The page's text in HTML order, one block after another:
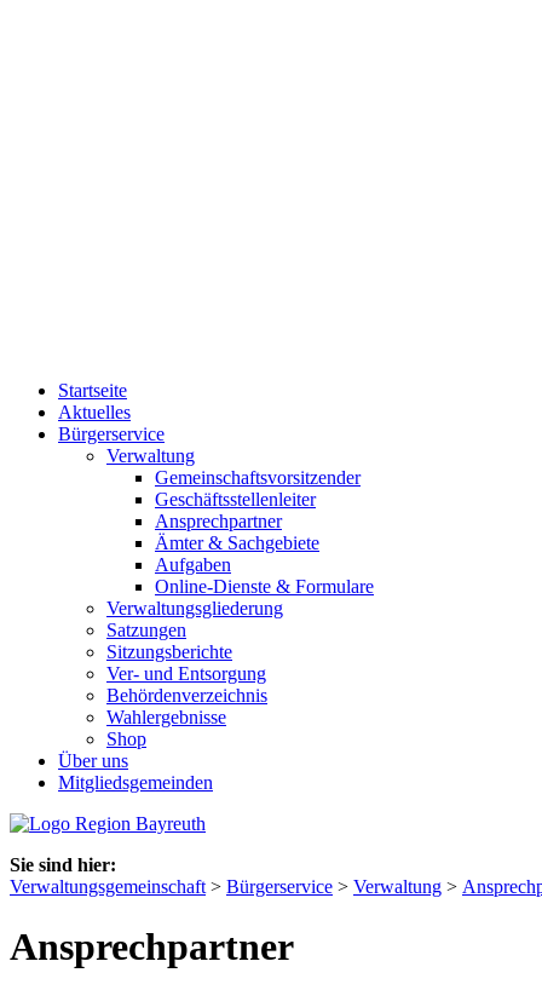
Startseite
Aktuelles
Bürgerservice
Verwaltung
Gemeinschaftsvorsitzender
Geschäftsstellenleiter
Ansprechpartner
Ämter & Sachgebiete
Aufgaben
Online-Dienste & Formulare
Verwaltungsgliederung
Satzungen
Sitzungsberichte
Ver- und Entsorgung
Behördenverzeichnis
Wahlergebnisse
Shop
Über uns
Mitgliedsgemeinden
Sie sind hier:
Verwaltungsgemeinschaft > Bürgerservice > Verwaltung >
Ansprechpartner